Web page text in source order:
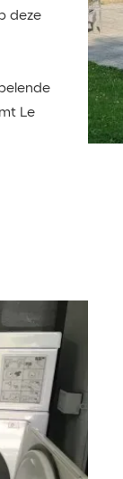
deze
Le